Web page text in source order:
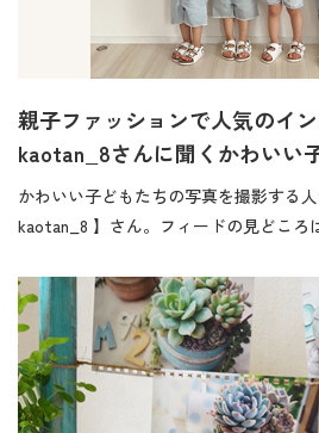
親子ファッションで人気のイ
kaotan_8さんに聞くかわいい
かわいい子どもたちの写真を撮影する
kaotan_8 】さん。フィードの見どころ